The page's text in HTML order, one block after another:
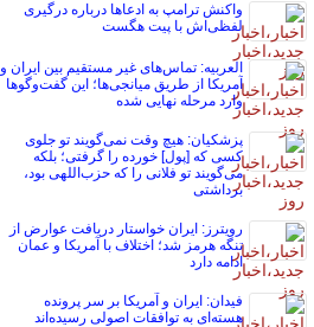
واکنش ترامپ به ادعاها درباره درگیری
لفظی‌اش با پیت هگست
العربیه: تماس‌های غیر مستقیم بین ایران و
آمریکا از طریق میانجی‌ها؛ این گفت‌و‌گو‌ها
وارد مرحله نهایی شده
پزشکیان: هیچ وقت نمی‌گویند تو جلوی
کسی که [پول] خورده را گرفتی؛ بلکه
می‌گویند تو فلانی را که حزب‌اللهی بود،
برداشتی
رویترز: ایران خواستار دریافت عوارض از
تنگه هرمز شد؛ اختلاف با آمریکا و عمان
ادامه دارد
فیدان: ایران و آمریکا بر سر پرونده
هسته‌ای به توافقات اصولی رسیده‌اند